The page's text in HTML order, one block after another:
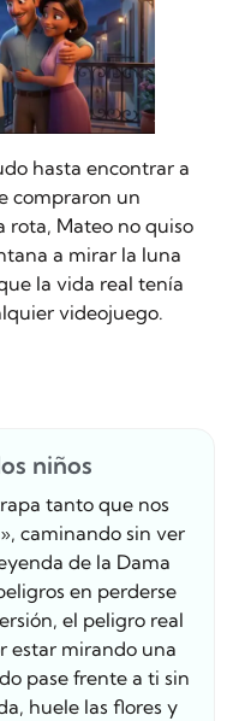
hasta encontrar a
compraron un
rota, Mateo no quiso
a mirar la luna
la vida real tenía
videojuego.
niños
tanto que nos
caminando sin ver
de la Dama
en perderse
el peligro real
estar mirando una
pase frente a ti sin
huele las flores y